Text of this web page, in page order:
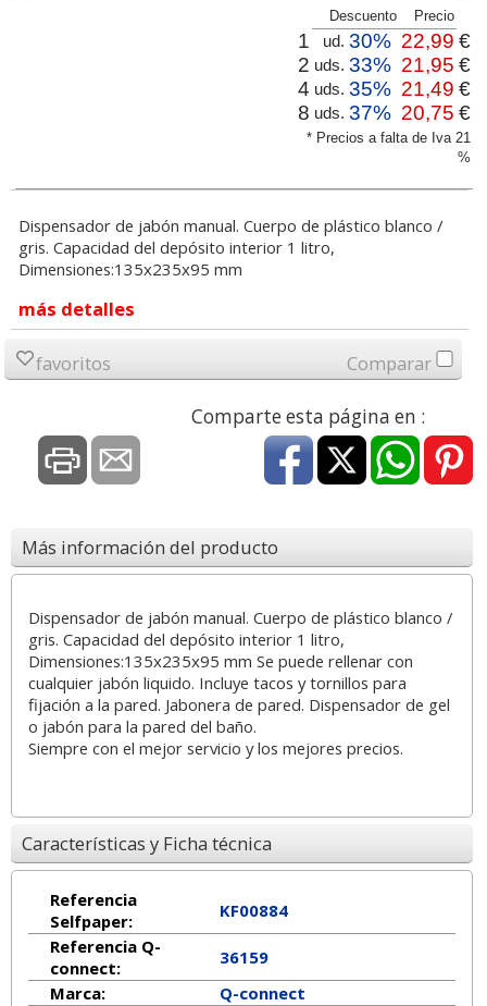
* Precios a falta de Iva 21
%
Descuento Precio
1 ud. 30% 22,99 €
2 uds. 33% 21,95 €
4 uds. 35% 21,49 €
8 uds. 37% 20,75 €
Dispensador de jabón manual. Cuerpo de plástico blanco /
gris. Capacidad del depósito interior 1 litro,
Dimensiones:135x235x95 mm
más detalles
favoritos Comparar
Comparte esta página en :
Más información del producto
Dispensador de jabón manual. Cuerpo de plástico blanco /
gris. Capacidad del depósito interior 1 litro,
Dimensiones:135x235x95 mm Se puede rellenar con
cualquier jabón liquido. Incluye tacos y tornillos para
fijación a la pared. Jabonera de pared. Dispensador de gel
o jabón para la pared del baño.
Siempre con el mejor servicio y los mejores precios.
Características y Ficha técnica
Referencia
Selfpaper:
KF00884
Referencia Q-
connect:
36159
Marca:
Q-connect